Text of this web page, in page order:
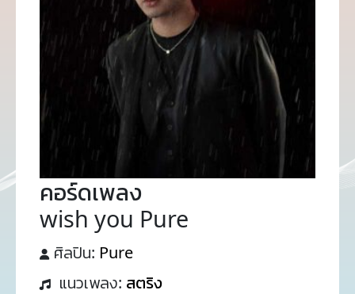
คอร์ดเพลง
wish you Pure
ศิลปิน: Pure
แนวเพลง: สตริง